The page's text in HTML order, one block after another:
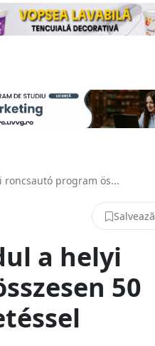
roncsautó program ös...
Salvează
a helyi
50